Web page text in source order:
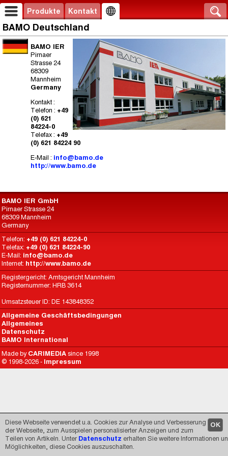
OK
Diese Webseite verwendet u.a. Cookies zur Analyse und Verbesserung
der Webseite, zum Ausspielen personalisierter Anzeigen und zum
Teilen von Artikeln. Unter Datenschutz erhalten Sie weitere Informationen
Möglichkeiten, diese Cookies auszuschalten.
Produkte Kontakt
BAMO Deutschland
BAMO IER
Pirnaer
Strasse 24
68309
Mannheim
Germany
Kontakt :
Telefon : +49
(0) 621
84224-0
Telefax : +49
(0) 621 84224 90
E-Mail : info@bamo.de
http://www.bamo.de
BAMO IER GmbH
Pirnaer Strasse 24
68309 Mannheim
Germany
Telefon: +49 (0) 621 84224-0
Telefax: +49 (0) 621 84224-90
E-Mail: info@bamo.de
Internet: http://www.bamo.de
Registergericht: Amtsgericht Mannheim
Registernummer: HRB 3614
Umsatzsteuer ID: DE 143848352
Allgemeine Geschäftsbedingungen
Allgemeines
Datenschutz
BAMO International
Made by CARIMEDIA since 1998
© 1998-2026 - Impressum